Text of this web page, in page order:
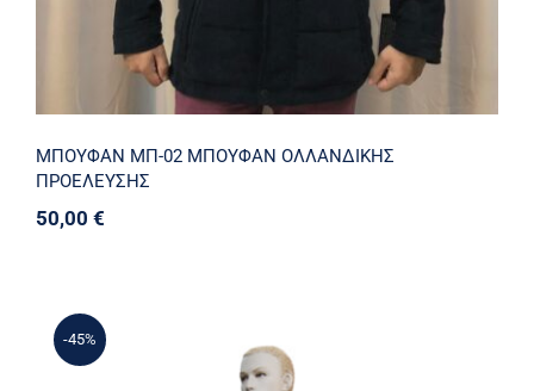
ΜΠΟΥΦΑΝ MΠ-02 ΜΠΟΥΦΑΝ ΟΛΛΑΝΔΙΚΗΣ
ΠΡΟΕΛΕΥΣΗΣ
50,00 €
-45%